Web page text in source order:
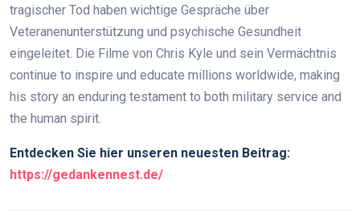
tragischer Tod haben wichtige Gespräche über
Veteranenunterstützung und psychische Gesundheit
eingeleitet. Die Filme von Chris Kyle und sein Vermächtnis
continue to inspire und educate millions worldwide, making
his story an enduring testament to both military service and
the human spirit.
Entdecken Sie hier unseren neuesten Beitrag:
https://gedankennest.de/